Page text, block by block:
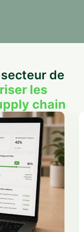
de
les
chain